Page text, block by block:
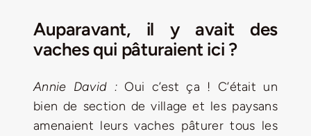
Auparavant, il y avait des
vaches qui pâturaient ici ?
Annie David : Oui c’est ça ! C’était un
bien de section de village et les paysans
amenaient leurs vaches pâturer tous les